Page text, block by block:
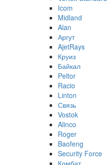
Icom
Midland
Alan
Аргут
AjetRays
Круиз
Байкал
Peltor
Racio
Linton
Связь
Vostok
Alinco
Roger
Baofeng
Security Force
Комбат